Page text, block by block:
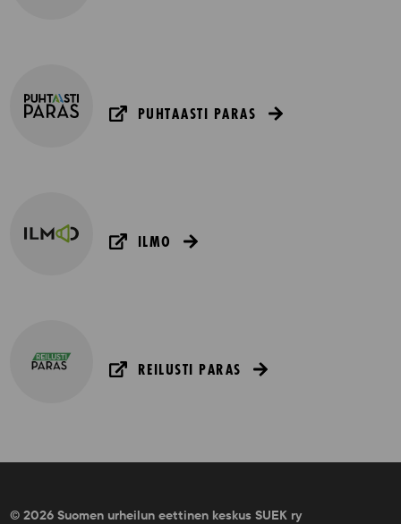
PUHTAASTI PARAS
ILMO
REILUSTI PARAS
© 2026 Suomen urheilun eettinen keskus SUEK ry